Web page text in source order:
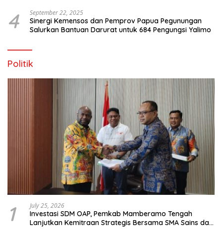
4 September 22, 2025
Sinergi Kemensos dan Pemprov Papua Pegunungan
Salurkan Bantuan Darurat untuk 684 Pengungsi Yalimo
Politik
1 July 25, 2026
Investasi SDM OAP, Pemkab Mamberamo Tengah
Lanjutkan Kemitraan Strategis Bersama SMA Sains dan